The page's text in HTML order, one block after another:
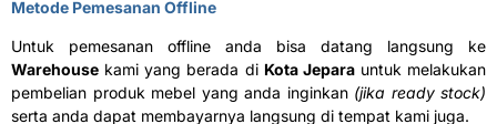
Metode Pemesanan Offline
Untuk pemesanan offline anda bisa datang langsung ke
Warehouse kami yang berada di Kota Jeparauntuk melakukan
pembelian produk mebel yang anda inginkan (jika ready stock)
serta anda dapat membayarnya langsung di tempat kami juga.